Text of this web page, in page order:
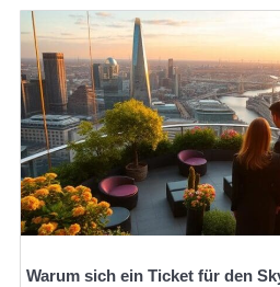
Warum sich ein Ticket für den